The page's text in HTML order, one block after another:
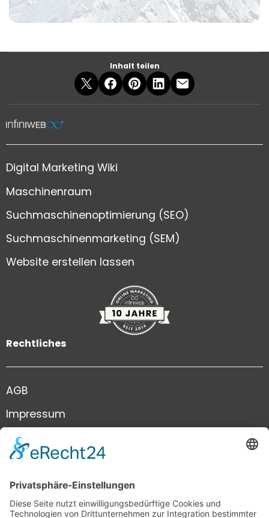
Inhalt teilen
Digital Marketing Wiki
Maschinenraum
Suchmaschinenoptimierung (SEO)
Suchmaschinenmarketing (SEM)
Website erstellen lassen
Rechtliches
AGB
Impressum
Datenschutz
Kontakt
+41 41 444 81 81